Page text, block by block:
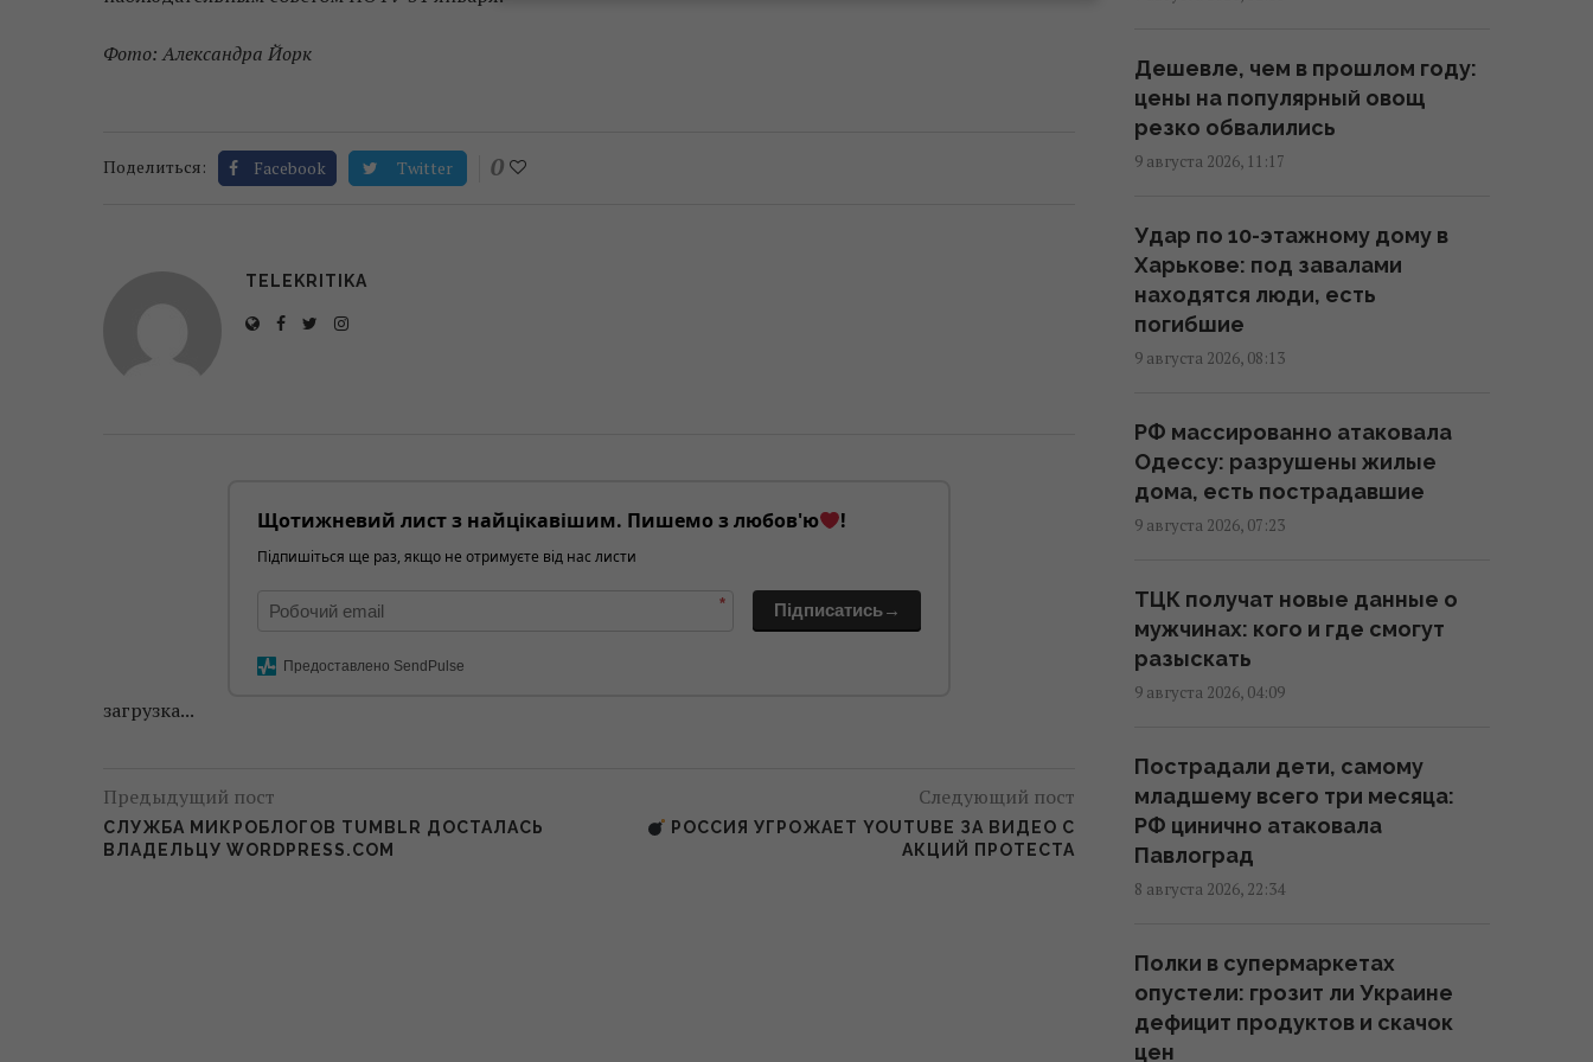
Фото: Александра Йорк
Поделиться: Facebook Twitter 0
TELEKRITIKA
Щотижневий лист з найцікавішим. Пишемо з любов'ю !
Підпишіться ще раз, якщо не отримуєте від нас листи
* Підписатись→
Предоставлено SendPulse
загрузка...
Предыдущий пост
CЛУЖБА МИКРОБЛОГОВ TUMBLR ДОСТАЛАСЬ
ВЛАДЕЛЬЦУ WORDPRESS.COM
Следующий пост
РОССИЯ УГРОЖАЕТ YOUTUBE ЗА ВИДЕО С
АКЦИЙ ПРОТЕСТА
позиция С-400, из которой 8
августа били по Украине, -
Мадяр
11:43 воскресенье, 09 августа 2026
Россияне продвинулись в
Часовом Яру, – DeepState
11:16 воскресенье, 09 августа 2026
ISW раскрыли цели врага
10:21 воскресенье, 09 августа 2026
Одессе: нет света и воды,
много пострадавших
10:12 воскресенье, 09 августа 2026
Салаха: в сети
распространяется интервью с
тезкой звездного футболиста
09:46 воскресенье, 09 августа 2026
этажке в Харькове: разрушены
верхние этажи, есть погибшие
09:30 воскресенье, 09 августа 2026
Дешевле, чем в прошлом году:
цены на популярный овощ
резко обвалились
9 августа 2026, 11:17
Удар по 10-этажному дому в
Харькове: под завалами
находятся люди, есть
погибшие
9 августа 2026, 08:13
РФ массированно атаковала
Одессу: разрушены жилые
дома, есть пострадавшие
9 августа 2026, 07:23
ТЦК получат новые данные о
мужчинах: кого и где смогут
разыскать
9 августа 2026, 04:09
Пострадали дети, самому
младшему всего три месяца:
РФ цинично атаковала
Павлоград
8 августа 2026, 22:34
Полки в супермаркетах
опустели: грозит ли Украине
дефицит продуктов и скачок
цен